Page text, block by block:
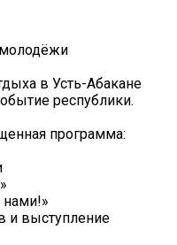
в Усть-Абакане
республики.
программа:
нами!»
и выступление